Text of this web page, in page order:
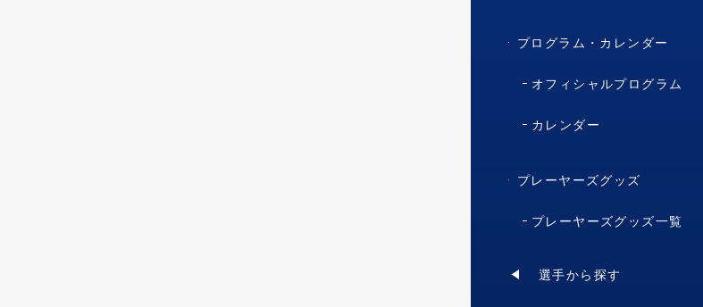
プログラム・カレンダー
オフィシャルプログラム
カレンダー
プレーヤーズグッズ
プレーヤーズグッズ一覧
選手から探す